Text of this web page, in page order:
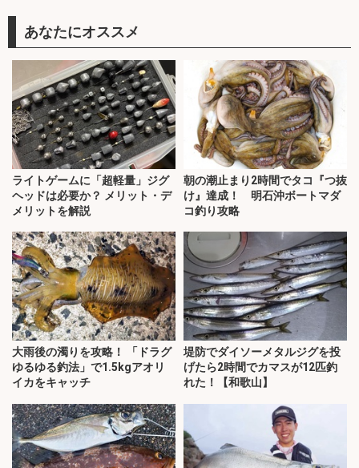
あなたにオススメ
ライトゲームに「超軽量」ジグ
ヘッドは必要か？ メリット・デ
メリットを解説
朝の潮止まり2時間でタコ『つ抜
け』達成！ 明石沖ボートマダ
コ釣り攻略
大雨後の濁りを攻略！ 「ドラグ
ゆるゆる釣法」で1.5kgアオリ
イカをキャッチ
堤防でダイソーメタルジグを投
げたら2時間でカマスが12匹釣
れた！【和歌山】